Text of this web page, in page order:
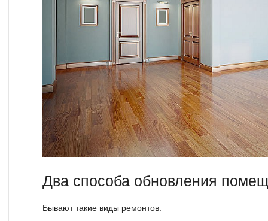
Два способа обновления
Бывают такие виды ремонтов: